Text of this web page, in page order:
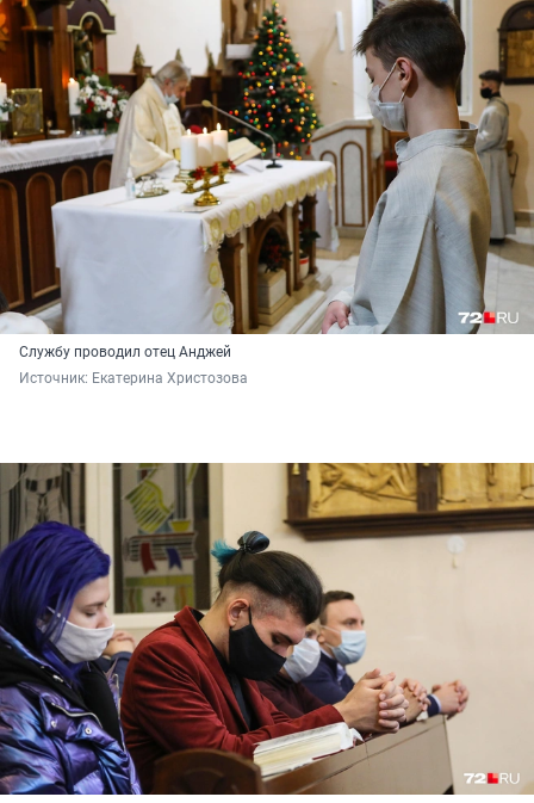
Службу проводил отец Анджей
Источник: Екатерина Христозова